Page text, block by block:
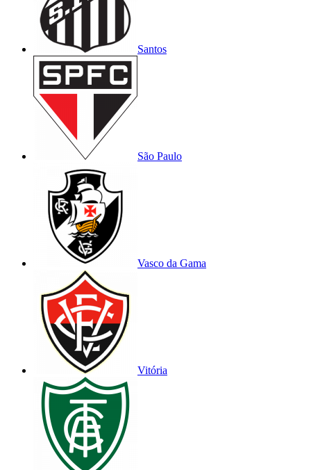
Santos
São Paulo
Vasco da Gama
Vitória